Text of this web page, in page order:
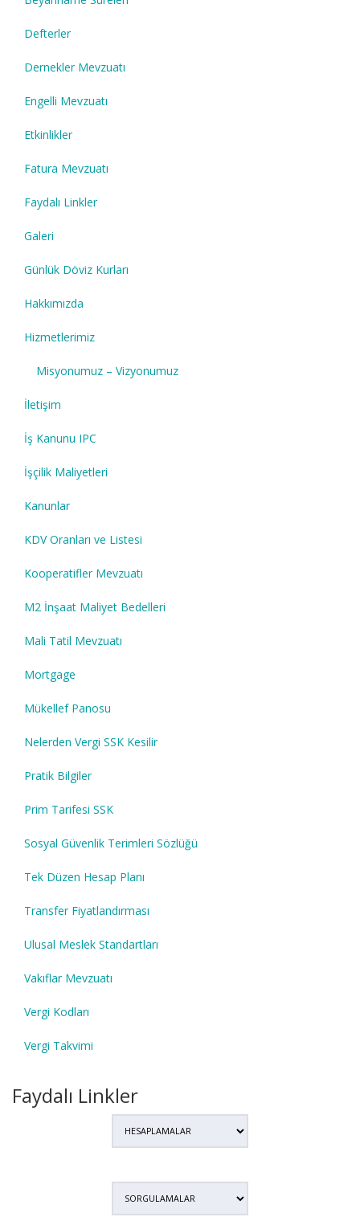
Defterler
Dernekler Mevzuatı
Engelli Mevzuatı
Etkinlikler
Fatura Mevzuatı
Faydalı Linkler
Galeri
Günlük Döviz Kurları
Hakkımızda
Hizmetlerimiz
Misyonumuz – Vizyonumuz
İletişim
İş Kanunu IPC
İşçilik Maliyetleri
Kanunlar
KDV Oranları ve Listesi
Kooperatifler Mevzuatı
M2 İnşaat Maliyet Bedelleri
Mali Tatil Mevzuatı
Mortgage
Mükellef Panosu
Nelerden Vergi SSK Kesilir
Pratik Bilgiler
Prim Tarifesi SSK
Sosyal Güvenlik Terimleri Sözlüğü
Tek Düzen Hesap Planı
Transfer Fiyatlandırması
Ulusal Meslek Standartları
Vakıflar Mevzuatı
Vergi Kodları
Vergi Takvimi
Faydalı Linkler